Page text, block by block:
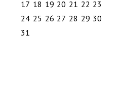
17 18 19 20 21 22 23
24 25 26 27 28 29 30
31